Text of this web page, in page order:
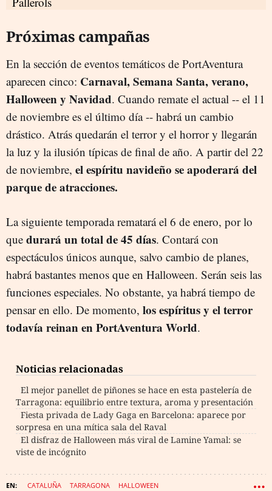
Próximas campañas
En la sección de eventos temáticos de PortAventura
aparecen cinco: Carnaval, Semana Santa, verano,
Halloween y Navidad. Cuando remate el actual -- el 11
de noviembre es el último día -- habrá un cambio
drástico. Atrás quedarán el terror y el horror y llegarán
la luz y la ilusión típicas de final de año. A partir del 22
de noviembre, el espíritu navideño se apoderará del
parque de atracciones.
La siguiente temporada rematará el 6 de enero, por lo
que durará un total de 45 días. Contará con
espectáculos únicos aunque, salvo cambio de planes,
habrá bastantes menos que en Halloween. Serán seis las
funciones especiales. No obstante, ya habrá tiempo de
pensar en ello. De momento, los espíritus y el terror
todavía reinan en PortAventura World.
Noticias relacionadas
El mejor panellet de piñones se hace en esta pastelería de
Tarragona: equilibrio entre textura, aroma y presentación
Fiesta privada de Lady Gaga en Barcelona: aparece por
sorpresa en una mítica sala del Raval
El disfraz de Halloween más viral de Lamine Yamal: se
viste de incógnito
CATALUÑA TARRAGONA HALLOWEEN